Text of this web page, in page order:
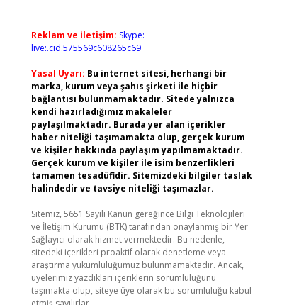
Reklam ve İletişim: Skype:
live:.cid.575569c608265c69
Yasal Uyarı: Bu internet sitesi, herhangi bir
marka, kurum veya şahıs şirketi ile hiçbir
bağlantısı bulunmamaktadır. Sitede yalnızca
kendi hazırladığımız makaleler
paylaşılmaktadır. Burada yer alan içerikler
haber niteliği taşımamakta olup, gerçek kurum
ve kişiler hakkında paylaşım yapılmamaktadır.
Gerçek kurum ve kişiler ile isim benzerlikleri
tamamen tesadüfidir. Sitemizdeki bilgiler taslak
halindedir ve tavsiye niteliği taşımazlar.
Sitemiz, 5651 Sayılı Kanun gereğince Bilgi Teknolojileri
ve İletişim Kurumu (BTK) tarafından onaylanmış bir Yer
Sağlayıcı olarak hizmet vermektedir. Bu nedenle,
sitedeki içerikleri proaktif olarak denetleme veya
araştırma yükümlülüğümüz bulunmamaktadır. Ancak,
üyelerimiz yazdıkları içeriklerin sorumluluğunu
taşımakta olup, siteye üye olarak bu sorumluluğu kabul